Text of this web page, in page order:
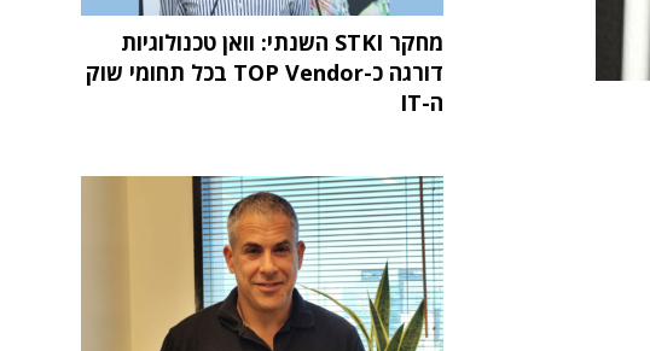
מחקר STKI השנתי: וואן טכנולוגיות
דורגה כ-TOP Vendor בכל תחומי שוק
ה-IT